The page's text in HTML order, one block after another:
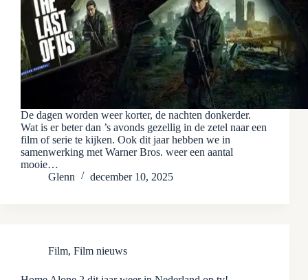
De dagen worden weer korter, de nachten donkerder.
Wat is er beter dan ’s avonds gezellig in de zetel naar een
film of serie te kijken. Ook dit jaar hebben we in
samenwerking met Warner Bros. weer een aantal
mooie…
Glenn
december 10, 2025
Film, Film nieuws